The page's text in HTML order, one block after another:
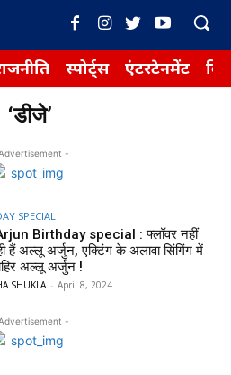
स्पोर्ट्स एंटरटेनमेंट
‘डीजे’
-
SPECIAL
Birthday special : फ्लॉवर नहीं
हैं अल्लू अर्जुन, एक्टिंग के अलावा सिंगिंग में
अल्लू अर्जुन !
SHUKLA - April 8, 2024
-